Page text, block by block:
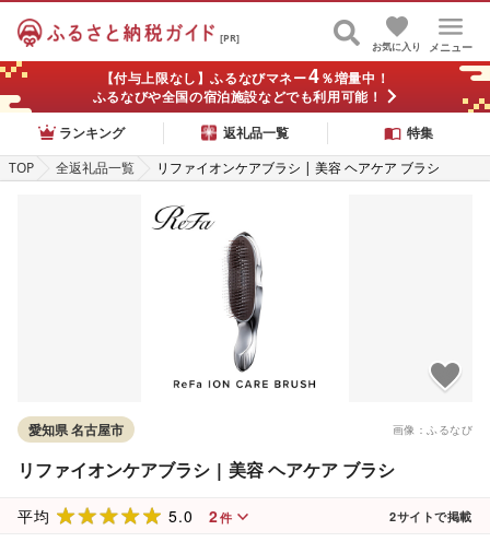
[PR]
メニュー
お気に入り
【付与上限なし】ふるなびマネー4％増量中！
ふるなびや全国の宿泊施設などでも利用可能！
ランキング
返礼品一覧
特集
TOP
全返礼品一覧 リファイオンケアブラシ | 美容 ヘアケア ブラシ
画像：ふるなび
愛知県 名古屋市
リファイオンケアブラシ | 美容 ヘアケア ブラシ
平均 5.0 2件 2サイトで掲載